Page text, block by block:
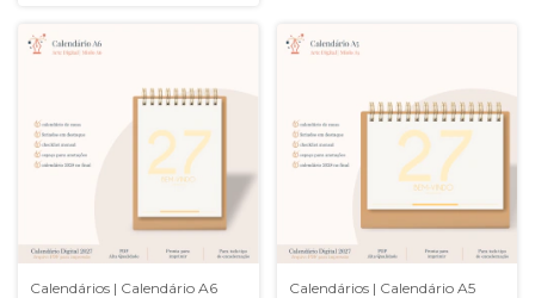
Calendários | Calendário A6
Calendários | Calendário A5